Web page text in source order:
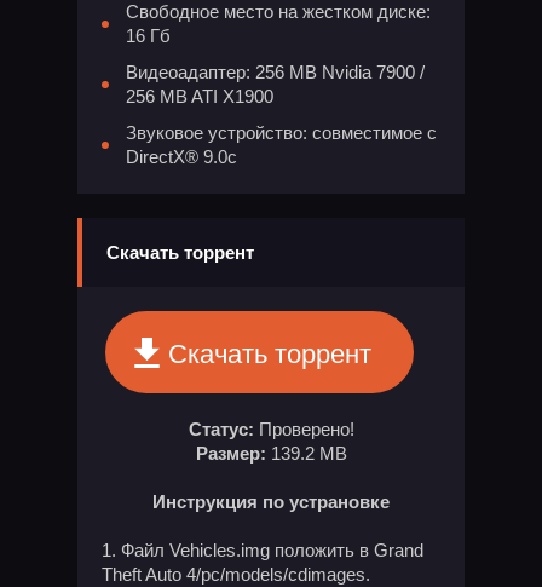
Свободное место на жестком диске:
16 Гб
Видеоадаптер: 256 MB Nvidia 7900 /
256 MB ATI X1900
Звуковое устройство: совместимое с
DirectX® 9.0c
Скачать торрент
Скачать торрент
Статус: Проверено!
Размер: 139.2 MB
Инструкция по устрановке
Файл Vehicles.img положить в Grand
Theft Auto 4/pc/models/cdimages.